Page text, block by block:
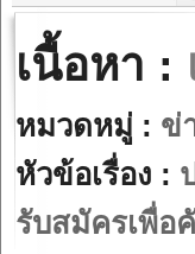
เนื้อหา :
หมวดหมู่ : ข่
หัวข้อเรื่อง :
รับสมัครเพื่อ